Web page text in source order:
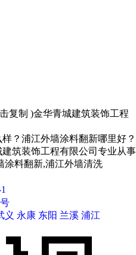
复制 )金华青城建筑装饰工程
？浦江外墙涂料翻新哪里好？
筑装饰工程有限公司专业从事
涂料翻新,浦江外墙清洗
义 永康 东阳 兰溪 浦江